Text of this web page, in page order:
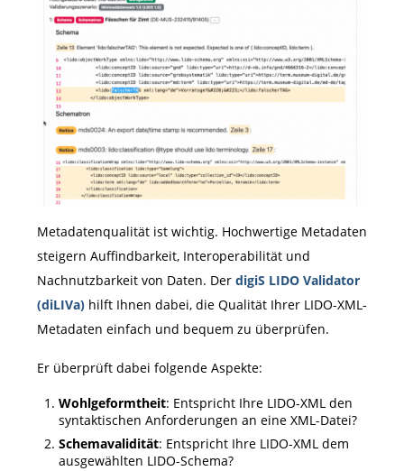
Metadatenqualität ist wichtig. Hochwertige Metadaten
steigern Auffindbarkeit, Interoperabilität und
Nachnutzbarkeit von Daten. Der digiS LIDO Validator
(diLIVa)hilft Ihnen dabei, die Qualität Ihrer LIDO-XML-
Metadaten einfach und bequem zu überprüfen.
Er überprüft dabei folgende Aspekte:
Wohlgeformtheit: Entspricht Ihre LIDO-XML den
syntaktischen Anforderungen an eine XML-Datei?
Schemavalidität: Entspricht Ihre LIDO-XML dem
ausgewählten LIDO-Schema?